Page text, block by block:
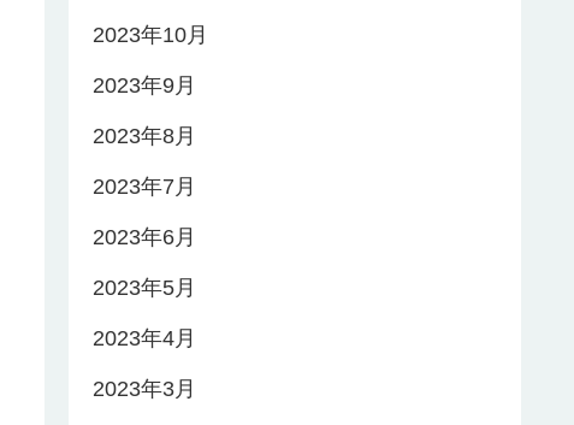
2023年10月
2023年9月
2023年8月
2023年7月
2023年6月
2023年5月
2023年4月
2023年3月